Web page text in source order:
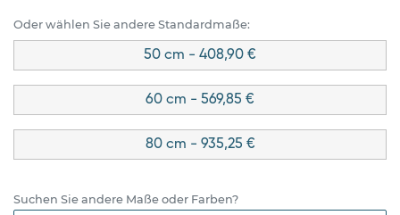
Oder wählen Sie andere Standardmaße:
50 cm - 408,90 €
60 cm - 569,85 €
80 cm - 935,25 €
Suchen Sie andere Maße oder Farben?